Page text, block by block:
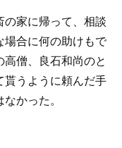
の家に帰って、相談
場合に何の助けもで
僧、良石和尚のと
貰うように頼んだ手
かった。